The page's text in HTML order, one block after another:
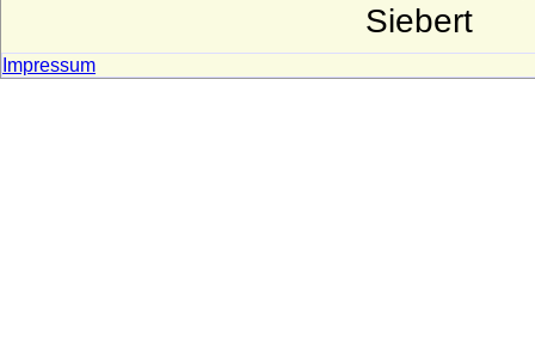
Siebert
Impressum